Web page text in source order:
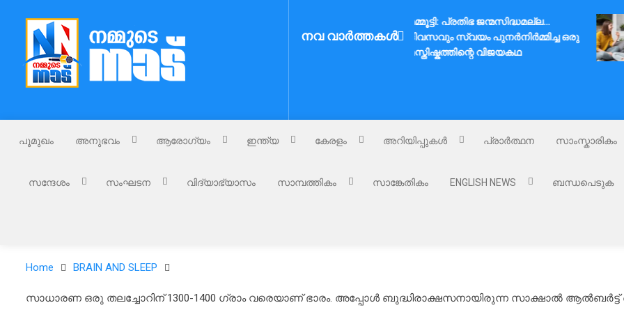
Nammude Naadu
നമ്മുടെ നാട്
നവ വാർത്തകൾ
മമ്മൂട്ടി: പ്രതിഭ ജന്മസിദ്ധമല്ല…
ദിവസവും സ്വയം പുനർനിർമ്മിച്ച ഒരു
മസ്തിഷ്കത്തിന്റെ വിജയകഥ
പൂമുഖം അനുഭവം ആരോഗ്യം ഇന്ത്യ കേരളം അറിയിപ്പുകൾ പ്രാർത്ഥന സാംസ്കാരികം
സന്ദേശം സംഘടന വിദ്യാഭ്യാസം സാമ്പത്തികം സാങ്കേതികം ENGLISH NEWS ബന്ധപെടുക
Home BRAIN AND SLEEP
സാധാരണ ഒരു തലച്ചോറിന് 1300-1400 ഗ്രാം വരെയാണ് ഭാരം. അപ്പോൾ ബുദ്ധിരാക്ഷസനായിരുന്ന സാക്ഷാൽ ആൽബർട്ട്